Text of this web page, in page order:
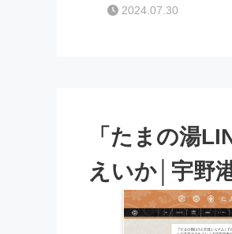
2024.07.30
「たまの湯
えいか│宇野